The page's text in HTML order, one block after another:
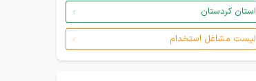
استان کردستان
لیست مشاغل استخدام